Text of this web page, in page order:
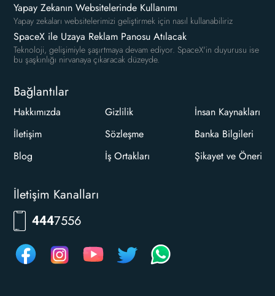
Yapay Zekanın Websitelerinde Kullanımı
Yapay zekaları websitelerimizi geliştirmek için nasıl kullanabiliriz
SpaceX ile Uzaya Reklam Panosu Atılacak
Teknoloji, gelişimiyle şaşırtmaya devam ediyor. SpaceX'in duyurusu ise
bu şaşkınlığı nirvanaya çıkaracak düzeyde.
Bağlantılar
Hakkımızda
İletişim
Blog
Gizlilik
Sözleşme
İş Ortakları
İnsan Kaynakları
Banka Bilgileri
Şikayet ve Öneri
İletişim Kanalları
444RKLM